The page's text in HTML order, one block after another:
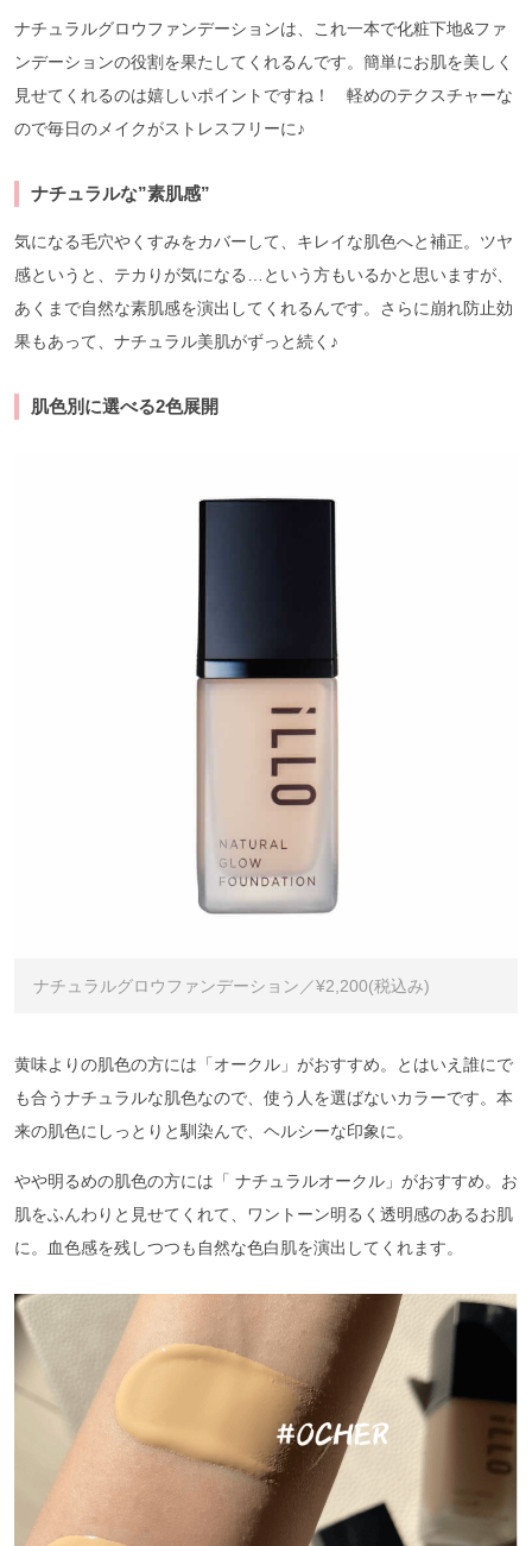
ナチュラルグロウファンデーションは、これ一本で化粧下地&ファ
ンデーションの役割を果たしてくれるんです。簡単にお肌を美しく
見せてくれるのは嬉しいポイントですね！ 軽めのテクスチャーな
ので毎日のメイクがストレスフリーに♪
ナチュラルな”素肌感”
気になる毛穴やくすみをカバーして、キレイな肌色へと補正。ツヤ
感というと、テカりが気になる…という方もいるかと思いますが、
あくまで自然な素肌感を演出してくれるんです。さらに崩れ防止効
果もあって、ナチュラル美肌がずっと続く♪
肌色別に選べる2色展開
ナチュラルグロウファンデーション／¥2,200(税込み)
黄味よりの肌色の方には「オークル」がおすすめ。とはいえ誰にで
も合うナチュラルな肌色なので、使う人を選ばないカラーです。本
来の肌色にしっとりと馴染んで、ヘルシーな印象に。
やや明るめの肌色の方には「 ナチュラルオークル」がおすすめ。お
肌をふんわりと見せてくれて、ワントーン明るく透明感のあるお肌
に。血色感を残しつつも自然な色白肌を演出してくれます。